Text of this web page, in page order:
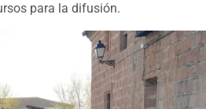
para la difusión.